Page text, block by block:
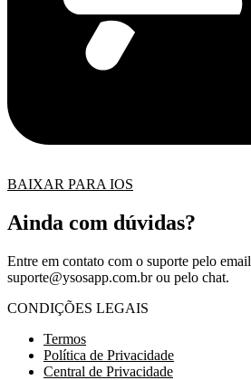
BAIXAR PARA IOS
Ainda com dúvidas?
Entre em contato com o suporte pelo email
suporte@ysosapp.com.brou pelo chat.
CONDIÇÕES LEGAIS
Termos
Política de Privacidade
Central de Privacidade